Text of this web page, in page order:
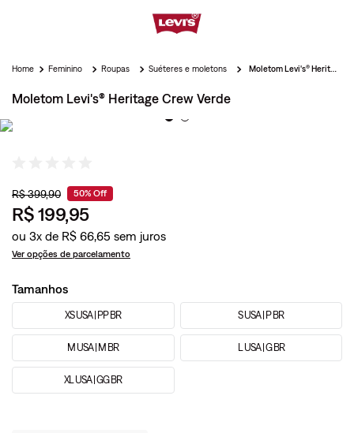
Feminino Roupas Suéteres e moletons
Moletom Levi's® Heritage Crew Verde
R$399,90 50% Off
R$199,95
ou 3x de R$ 66,65
Ver opções de parcelamento
Tamanhos
XS USA | PP BR S USA | P BR
M USA | M BR L USA | G BR
XL USA | GG BR